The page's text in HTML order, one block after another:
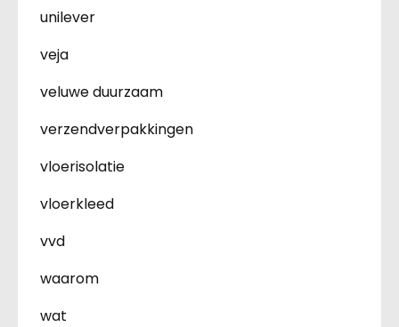
unilever
veja
veluwe duurzaam
verzendverpakkingen
vloerisolatie
vloerkleed
vvd
waarom
wat